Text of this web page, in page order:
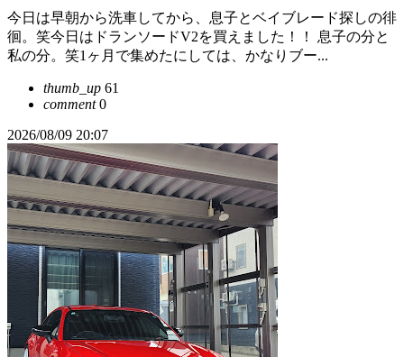
今日は早朝から洗車してから、息子とベイブレード探しの徘
徊。笑今日はドランソードV2を買えました！！ 息子の分と
私の分。笑1ヶ月で集めたにしては、かなりブー...
thumb_up 61
comment0
2026/08/09 20:07